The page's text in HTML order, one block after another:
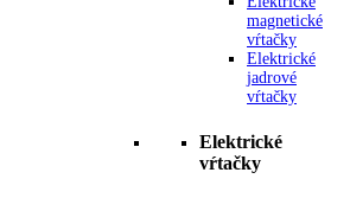
magnetické
vŕtačky
Elektrické
jadrové
vŕtačky
Elektrické
vŕtačky